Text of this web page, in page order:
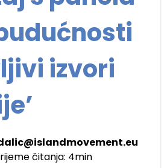
izvori
čitanja: 4min